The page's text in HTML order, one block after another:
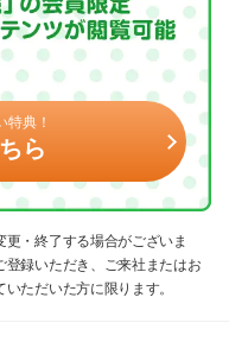
特典！
ら
・終了する場合がございま
録いただき、ご来社またはお
ただいた方に限ります。